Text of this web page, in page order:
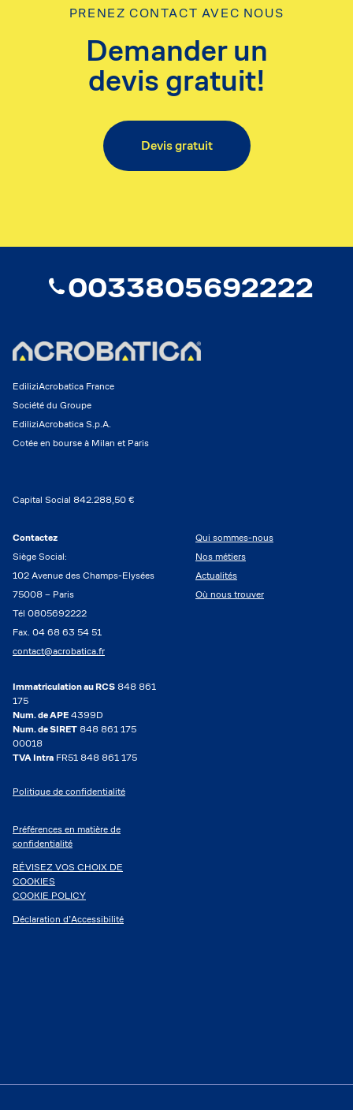
PRENEZ CONTACT AVEC NOUS
Demander un
devis gratuit!
Devis gratuit
0033805692222
EdiliziAcrobatica France
Société du Groupe
EdiliziAcrobatica S.p.A.
Cotée en bourse à Milan et Paris
Capital Social 842.288,50 €
Contactez
Siège Social:
102 Avenue des Champs-Elysées
75008 – Paris
Tél 0805692222
Fax. 04 68 63 54 51
contact@acrobatica.fr
Qui sommes-nous
Nos métiers
Actualités
Où nous trouver
Immatriculation au RCS 848 861
175
Num. de APE 4399D
Num. de SIRET 848 861 175
00018
TVA Intra FR51 848 861 175
Politique de confidentialité
Préférences en matière de
confidentialité
RÉVISEZ VOS CHOIX DE
COOKIES
COOKIE POLICY
Déclaration d’Accessibilité